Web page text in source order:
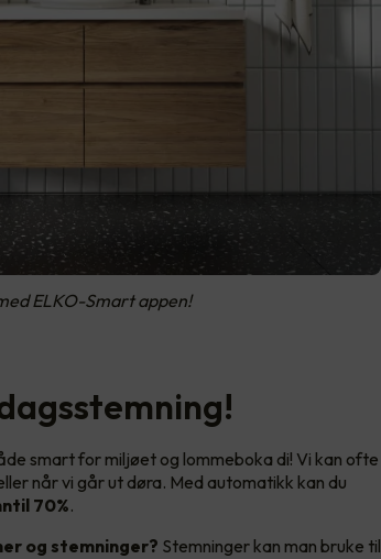
ELKO-Smart appen!
smart for miljøet og lommeboka di! Vi kan ofte
når vi går ut døra. Med automatikk kan du
70%.
og stemninger? Stemninger kan man bruke til